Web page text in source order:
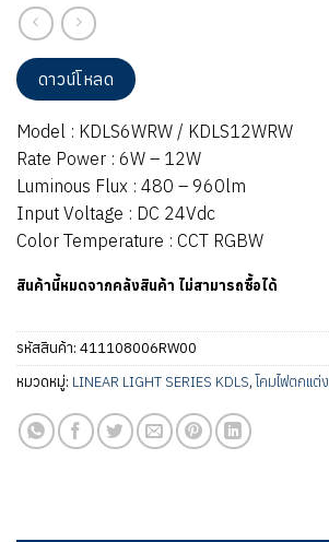
ดาวน์โหลด
Model : KDLS6WRW / KDLS12WRW
Rate Power : 6W – 12W
Luminous Flux : 480 – 960lm
Input Voltage : DC 24Vdc
Color Temperature : CCT RGBW
สินค้านี้หมดจากคลังสินค้า ไม่สามารถซื้อได้
รหัสสินค้า: 411108006RW00
หมวดหมู่: LINEAR LIGHT SERIES KDLS, โคมไฟตกแต่ง